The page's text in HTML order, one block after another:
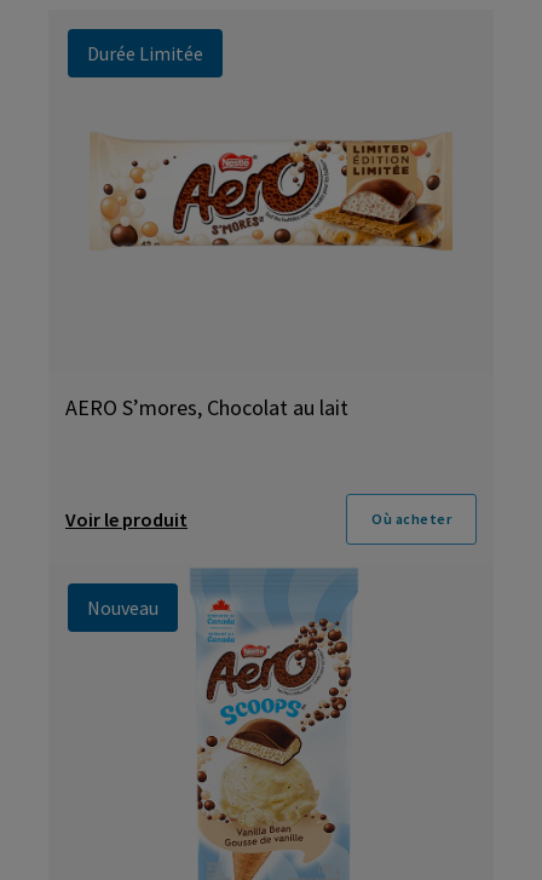
Durée Limitée
AERO S’mores, Chocolat au lait
Voir le produit Où acheter
Nouveau